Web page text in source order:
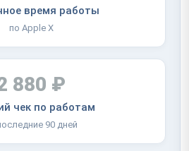
время работы
по Apple X
880 ₽
чек по работам
90 дней